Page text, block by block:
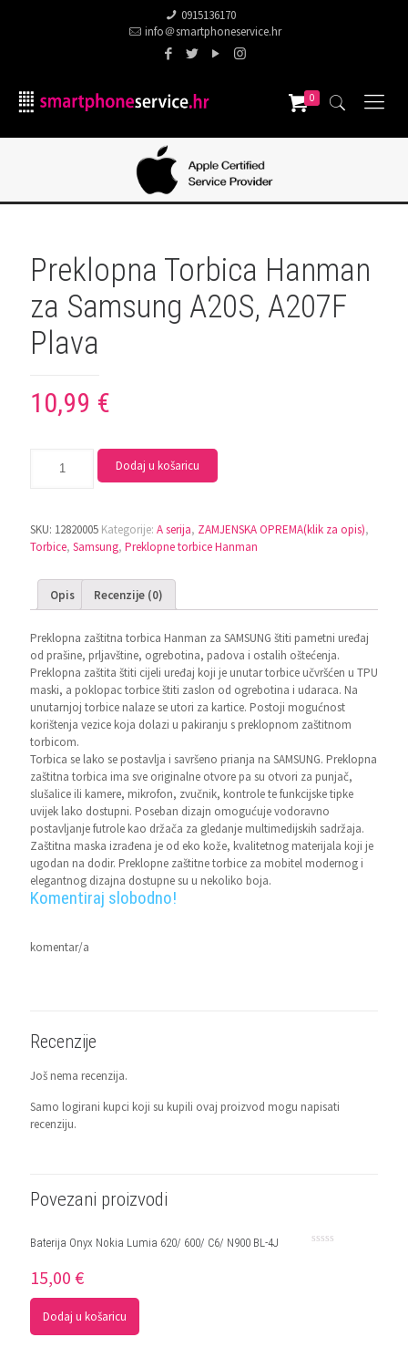
0915136170
info＠smartphoneservice.hr
0
Preklopna Torbica Hanman
za Samsung A20S, A207F
Plava
10,99 €
Dodaj u košaricu
SKU: 12820005 Kategorije: A serija, ZAMJENSKA OPREMA(klik za opis),
Torbice, Samsung, Preklopne torbice Hanman
Opis Recenzije (0)
Preklopna zaštitna torbica Hanman za SAMSUNG štiti pametni uređaj
od prašine, prljavštine, ogrebotina, padova i ostalih oštećenja.
Preklopna zaštita štiti cijeli uređaj koji je unutar torbice učvršćen u TPU
maski, a poklopac torbice štiti zaslon od ogrebotina i udaraca. Na
unutarnjoj torbice nalaze se utori za kartice. Postoji mogućnost
korištenja vezice koja dolazi u pakiranju s preklopnom zaštitnom
torbicom.
Torbica se lako se postavlja i savršeno prianja na SAMSUNG. Preklopna
zaštitna torbica ima sve originalne otvore pa su otvori za punjač,
slušalice ili kamere, mikrofon, zvučnik, kontrole te funkcijske tipke
uvijek lako dostupni. Poseban dizajn omogućuje vodoravno
postavljanje futrole kao držača za gledanje multimedijskih sadržaja.
Zaštitna maska izrađena je od eko kože, kvalitetnog materijala koji je
ugodan na dodir. Preklopne zaštitne torbice za mobitel modernog i
elegantnog dizajna dostupne su u nekoliko boja.
Komentiraj slobodno!
komentar/a
Recenzije
Još nema recenzija.
Samo logirani kupci koji su kupili ovaj proizvod mogu napisati
recenziju.
Povezani proizvodi
Baterija Onyx Nokia Lumia 620/ 600/ C6/ N900 BL-4J
15,00 €
Dodaj u košaricu